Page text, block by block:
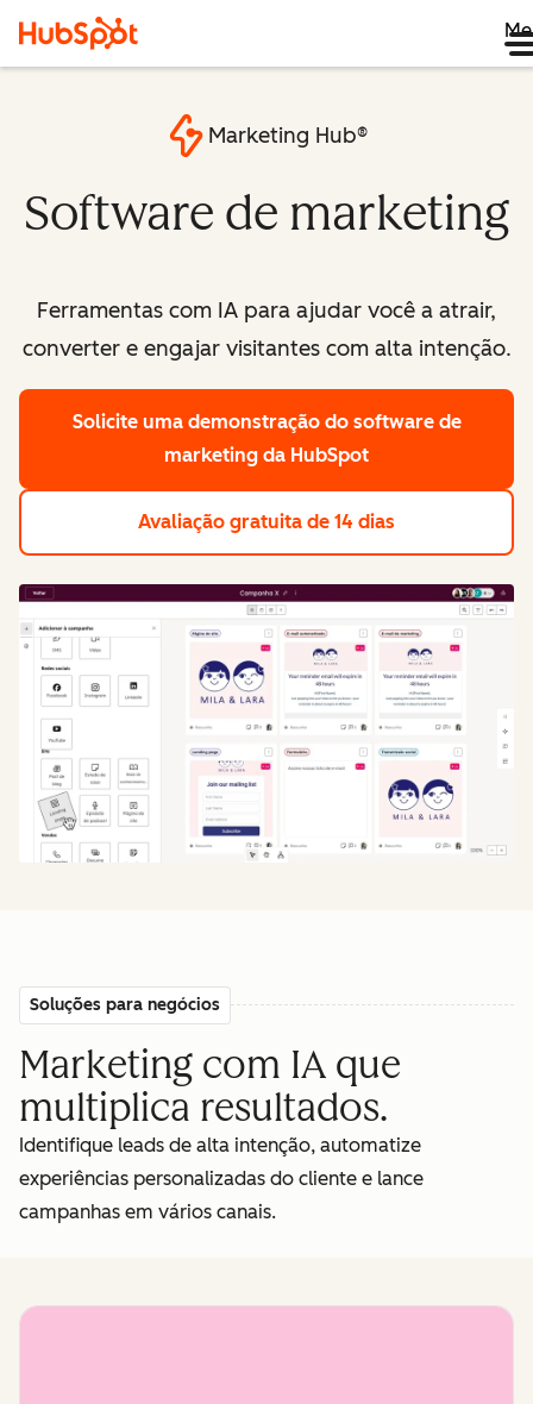
Marketing Hub®
Software de marketing
Ferramentas com IA para ajudar você a atrair,
converter e engajar visitantes com alta intenção.
Solicite uma demonstração do software de
marketing da HubSpot
Avaliação gratuita de 14 dias
Soluções para negócios
Marketing com IA que
multiplica resultados.
Identifique leads de alta intenção, automatize
experiências personalizadas do cliente e lance
campanhas em vários canais.